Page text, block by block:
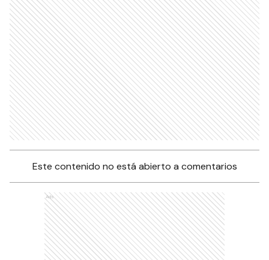
Este contenido no está abierto a comentarios
Ads